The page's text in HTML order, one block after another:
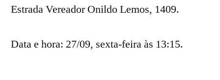
Estrada Vereador Onildo Lemos, 1409.
Data e hora: 27/09, sexta-feira às 13:15.